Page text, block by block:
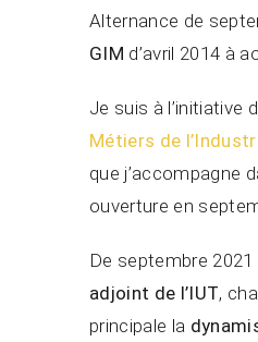
Alternance de
GIM d’avril 2014 à
Je suis à l’initiative
Métiers de
que j’accompagne
ouverture en
De septembre 2021
adjoint de l’IUT,
principale la